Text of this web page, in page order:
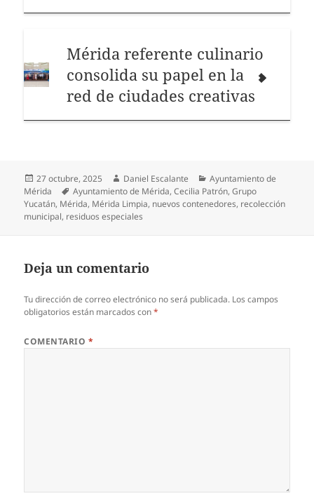
Mérida referente culinario
consolida su papel en la
red de ciudades creativas
Publicado
el
27 octubre, 2025 Autor
Daniel Escalante Categorías
Ayuntamiento de
Mérida
Etiquetas
Ayuntamiento de Mérida,Cecilia Patrón,Grupo
Yucatán, Mérida, Mérida Limpia, nuevos contenedores, recolección
municipal, residuos especiales
Deja un comentario
Tu dirección de correo electrónico no será publicada. Los campos
obligatorios están marcados con*
COMENTARIO *